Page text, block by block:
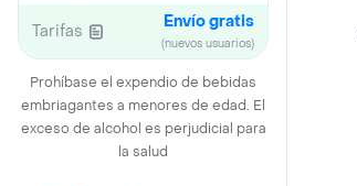
Tarifas Envío gratis
(nuevos usuarios)
Prohíbase el expendio de bebidas
embriagantes a menores de edad. El
exceso de alcohol es perjudicial para
la salud